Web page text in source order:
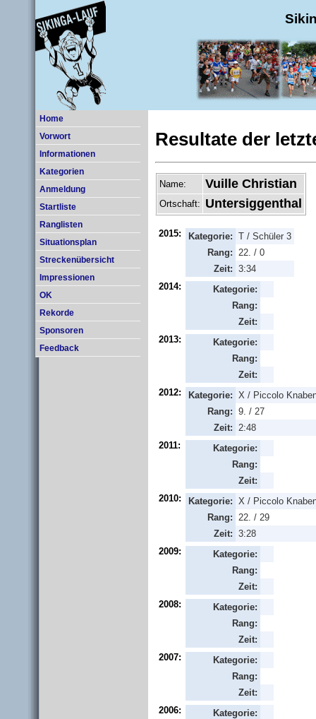
Home
Vorwort
Informationen
Kategorien
Anmeldung
Startliste
Ranglisten
Situationsplan
Streckenübersicht
Impressionen
OK
Rekorde
Sponsoren
Feedback
Resultate der
Name: Vuille Christian
Ortschaft: Untersiggenthal
2015: Kategorie: T / Schüler 3
Rang:
22. / 0
Zeit: 3:34
2014:
Kategorie:
Rang:
Zeit:
2013:
Kategorie:
Rang:
Zeit:
2012:
Kategorie: X / Piccolo
Rang: 9. / 27
Zeit:
2:48
2011:
Kategorie:
Rang:
Zeit:
2010:
Kategorie: X / Piccolo
Rang:
22. / 29
Zeit: 3:28
2009:
Kategorie:
Rang:
Zeit:
2008:
Kategorie:
Rang:
Zeit:
2007:
Kategorie:
Rang:
Zeit:
2006:
Kategorie: